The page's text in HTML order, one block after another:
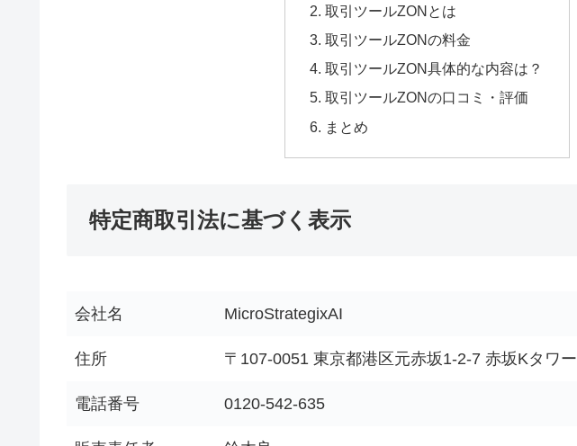
取引ツールZONとは
取引ツールZONの料金
取引ツールZON具体的な内容は？
取引ツールZONの口コミ・評価
まとめ
特定商取引法に基づく表示
会社名 MicroStrategixAI
住所 〒107-0051 東京都港区元赤坂1-2-7 赤坂Kタワー
電話番号 0120-542-635